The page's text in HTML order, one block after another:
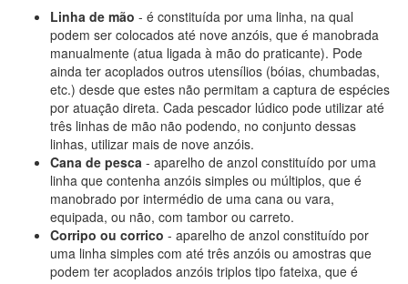
Linha de mão - é constituída por uma linha, na qual
podem ser colocados até nove anzóis, que é manobrada
manualmente (atua ligada à mão do praticante). Pode
ainda ter acoplados outros utensílios (bóias, chumbadas,
etc.) desde que estes não permitam a captura de espécies
por atuação direta. Cada pescador lúdico pode utilizar até
três linhas de mão não podendo, no conjunto dessas
linhas, utilizar mais de nove anzóis.
Cana de pesca - aparelho de anzol constituído por uma
linha que contenha anzóis simples ou múltiplos, que é
manobrado por intermédio de uma cana ou vara,
equipada, ou não, com tambor ou carreto.
Corripo ou corrico - aparelho de anzol constituído por
uma linha simples com até três anzóis ou amostras que
podem ter acoplados anzóis triplos tipo fateixa, que é